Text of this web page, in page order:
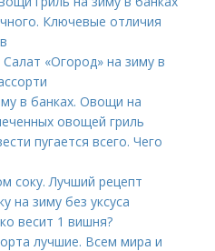
Ключевые отличия
«Огород» на зиму в
в банках. Овощи на
овощей гриль
пугается всего. Чего
соку. Лучший рецепт
на зиму без уксуса
весит 1 вишня?
лучшие. Всем мира и